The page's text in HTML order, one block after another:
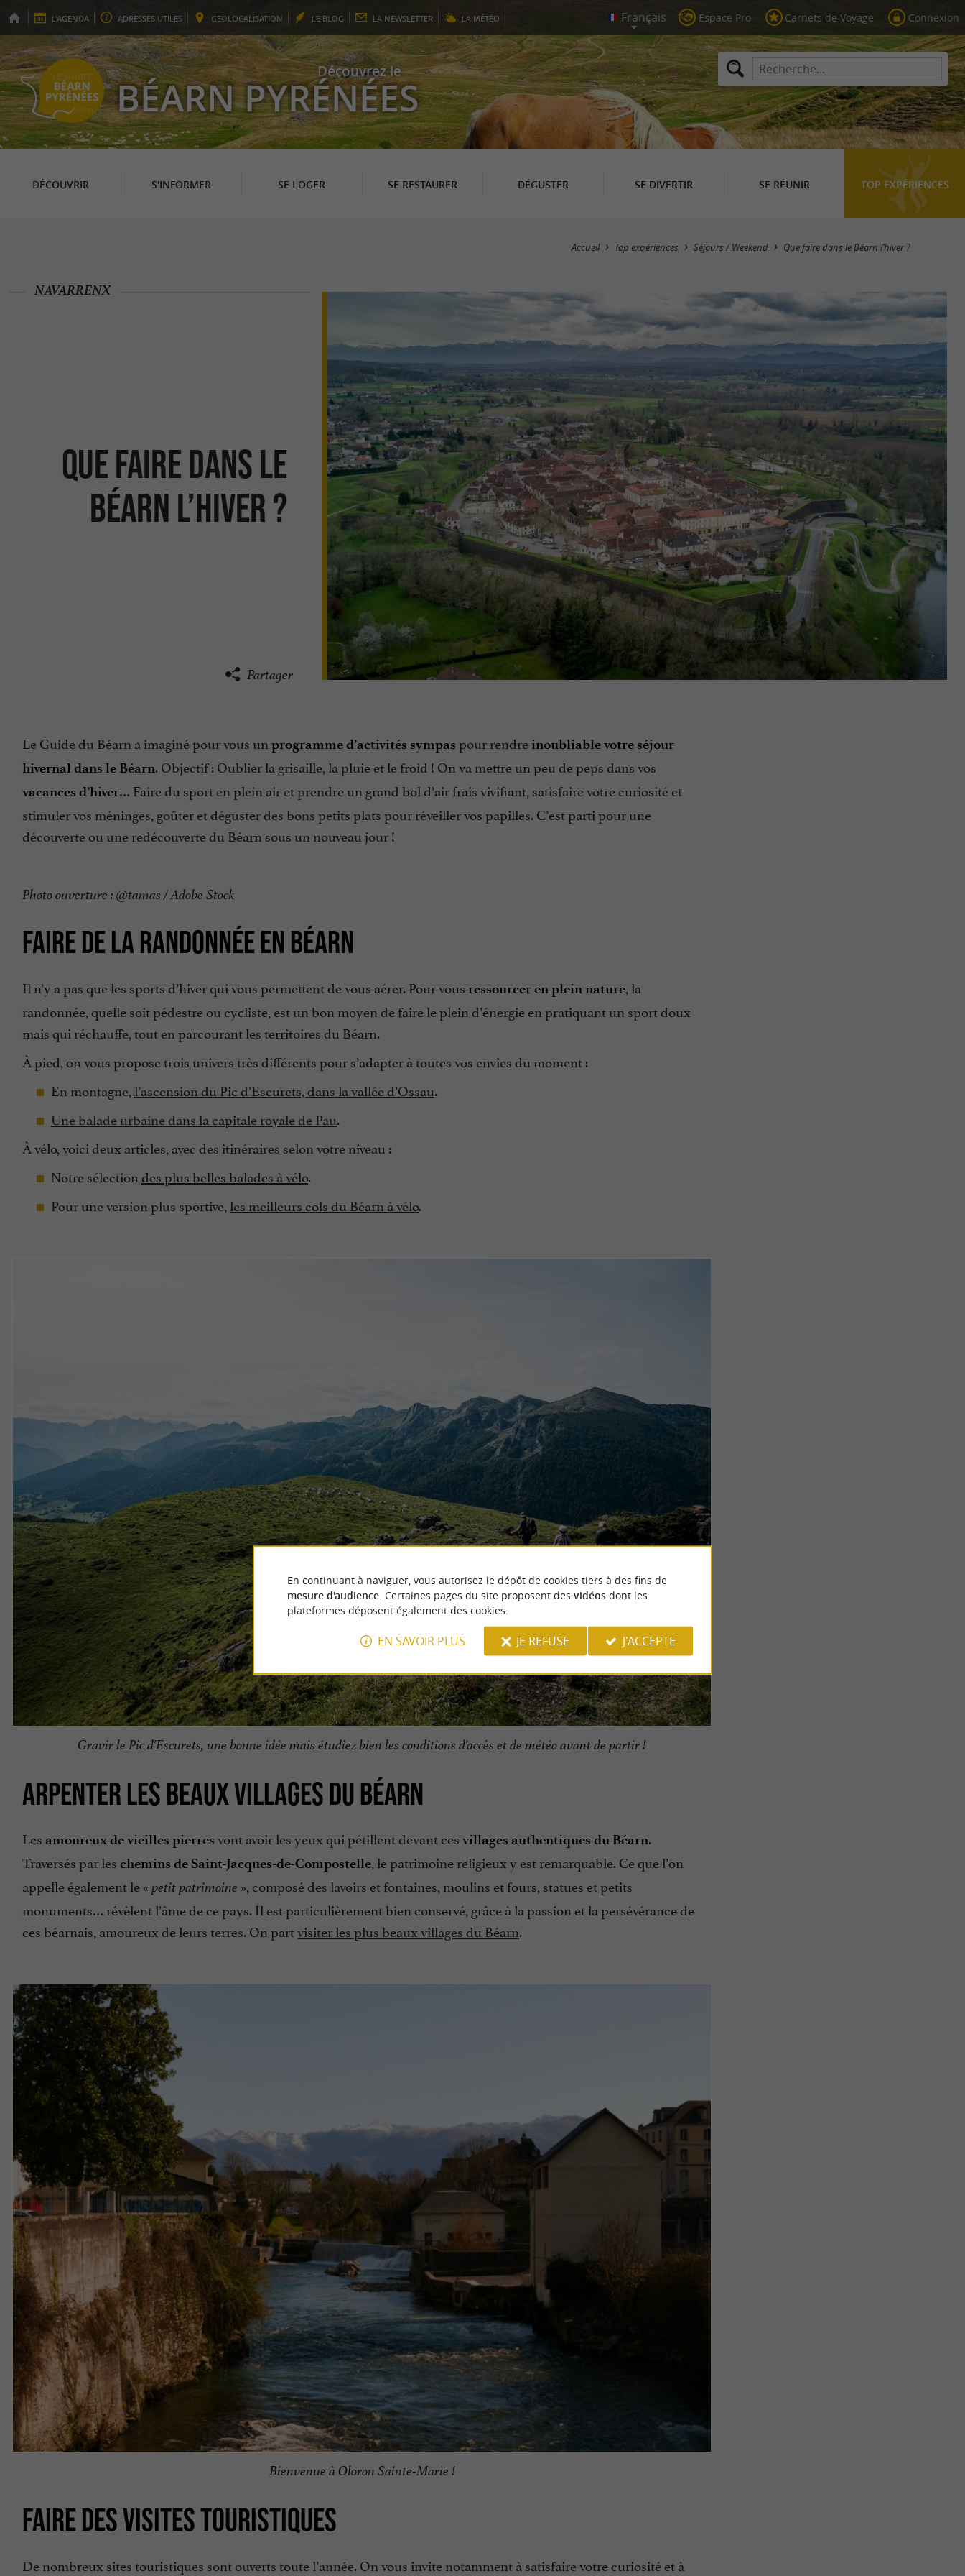
L'AGENDA ADRESSES UTILES GEOLOCALISATION LE BLOG LA NEWSLETTER LA MÉTÉO Espace Pro Carnets de Voyage Connexion
Découvrez le
BÉARN PYRÉNÉES
DÉCOUVRIR S'INFORMER SE LOGER SE RESTAURER DÉGUSTER SE DIVERTIR SE RÉUNIR TOP EXPÉRIENCES
Accueil Top expériences Séjours / Weekend Que faire dans le Béarn l’hiver ?
Que faire dans le
Béarn l’hiver ?
NAVARRENX
Partager
Le Guide du Béarn a imaginé pour vous un programme d’activités sympas pour rendreinoubliable votre séjour
hivernal dans le Béarn. Objectif : Oublier la grisaille, la pluie et le froid ! On va mettre un peu de peps dans vos
vacances d’hiver… Faire du sport en plein air et prendre un grand bol d’air frais vivifiant, satisfaire votre curiosité et
stimuler vos méninges, goûter et déguster des bons petits plats pour réveiller vos papilles. C’est parti pour une
découverte ou une redécouverte du Béarn sous un nouveau jour !
Photo ouverture : @tamas / Adobe Stock
FAIRE DE LA RANDONNÉE EN BÉARN
Il n’y a pas que les sports d’hiver qui vous permettent de vous aérer. Pour vous ressourcer en plein nature, la
randonnée, quelle soit pédestre ou cycliste, est un bon moyen de faire le plein d’énergie en pratiquant un sport doux
mais qui réchauffe, tout en parcourant les territoires du Béarn.
À pied, on vous propose trois univers très différents pour s’adapter à toutes vos envies du moment :
En montagne, l’ascension du Pic d’Escurets, dans la vallée d’Ossau.
Une balade urbaine dans la capitale royale de Pau.
À vélo, voici deux articles, avec des itinéraires selon votre niveau :
Notre sélection des plus belles balades à vélo.
Pour une version plus sportive, les meilleurs cols du Béarn à vélo.
Gravir le Pic d’Escurets, une bonne idée mais étudiez bien les conditions d’accès et de météo avant de partir !
ARPENTER LES BEAUX VILLAGES DU BÉARN
Les amoureux de vieilles pierres vont avoir les yeux qui pétillent devant ces villages authentiques du Béarn.
Traversés par les chemins de Saint-Jacques-de-Compostelle, le patrimoine religieux y est remarquable. Ce que l’on
appelle également le « petit patrimoine », composé des lavoirs et fontaines, moulins et fours, statues et petits
monuments… révèlent l’âme de ce pays. Il est particulièrement bien conservé, grâce à la passion et la persévérance de
ces béarnais, amoureux de leurs terres. On partvisiter les plus beaux villages du Béarn.
Bienvenue à Oloron Sainte-Marie !
FAIRE DES VISITES TOURISTIQUES
De nombreux sites touristiques sont ouverts toute l’année. On vous invite notamment à satisfaire votre curiosité et à
En continuant à naviguer, vous autorisez le dépôt de cookies tiers à des fins de
mesure d'audience. Certaines pages du site proposent des vidéosdont les
plateformes déposent également des cookies.
EN SAVOIR PLUS JE REFUSE J'ACCEPTE